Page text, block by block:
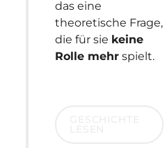
das eine
theoretische Frage,
die für sie keine
Rolle mehrspielt.